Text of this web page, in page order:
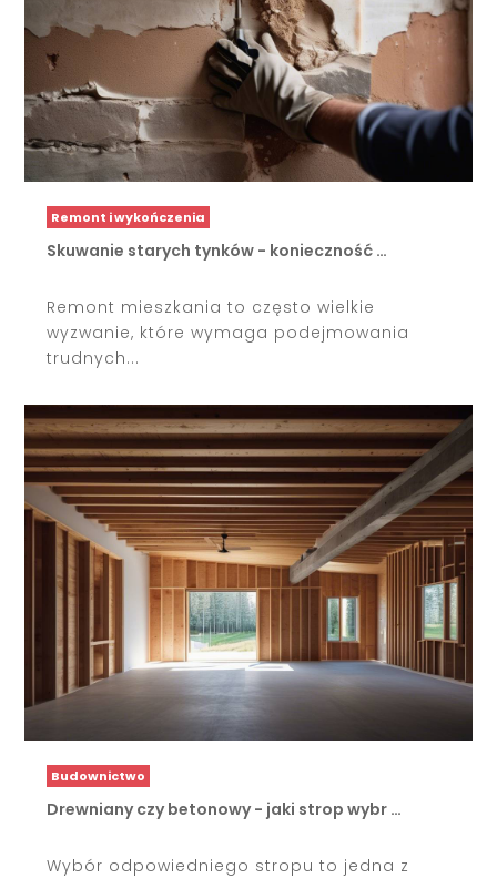
Remont i wykończenia
Skuwanie starych tynków - konieczność …
Remont mieszkania to często wielkie
wyzwanie, które wymaga podejmowania
trudnych...
Budownictwo
Drewniany czy betonowy - jaki strop wybr …
Wybór odpowiedniego stropu to jedna z